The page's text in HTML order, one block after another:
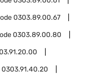
0303.89.00.67
0303.89.00.80
0303.91.40.20